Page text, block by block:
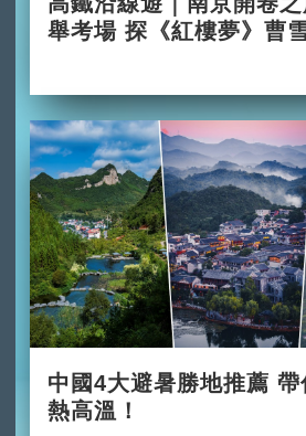
舉考場 探《紅樓夢》曹
中國4大避暑勝地推薦
熱高溫！